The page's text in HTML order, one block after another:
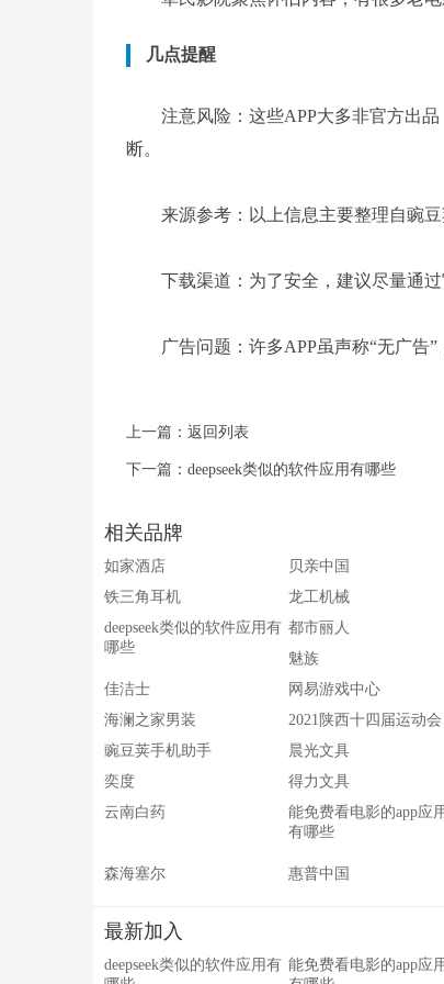
几点提醒
注意风险：这些APP大多非官方出
断。
来源参考：以上信息主要整理自豌
下载渠道：为了安全，建议尽量通
广告问题：许多APP虽声称“无广告
上一篇： 返回列表
下一篇： deepseek类似的软件应用有哪些
相关品牌
如家酒店 贝亲中国
铁三角耳机
龙工机械
deepseek类似的软件应用有
哪些
都市丽人
魅族
佳洁士
网易游戏中心
海澜之家男装
2021陕西十四届运动会
豌豆荚手机助手
晨光文具
奕度
得力文具
云南白药
能免费看电影的app应
有哪些
森海塞尔
惠普中国
最新加入
deepseek类似的软件应用有 能免费看电影的app应